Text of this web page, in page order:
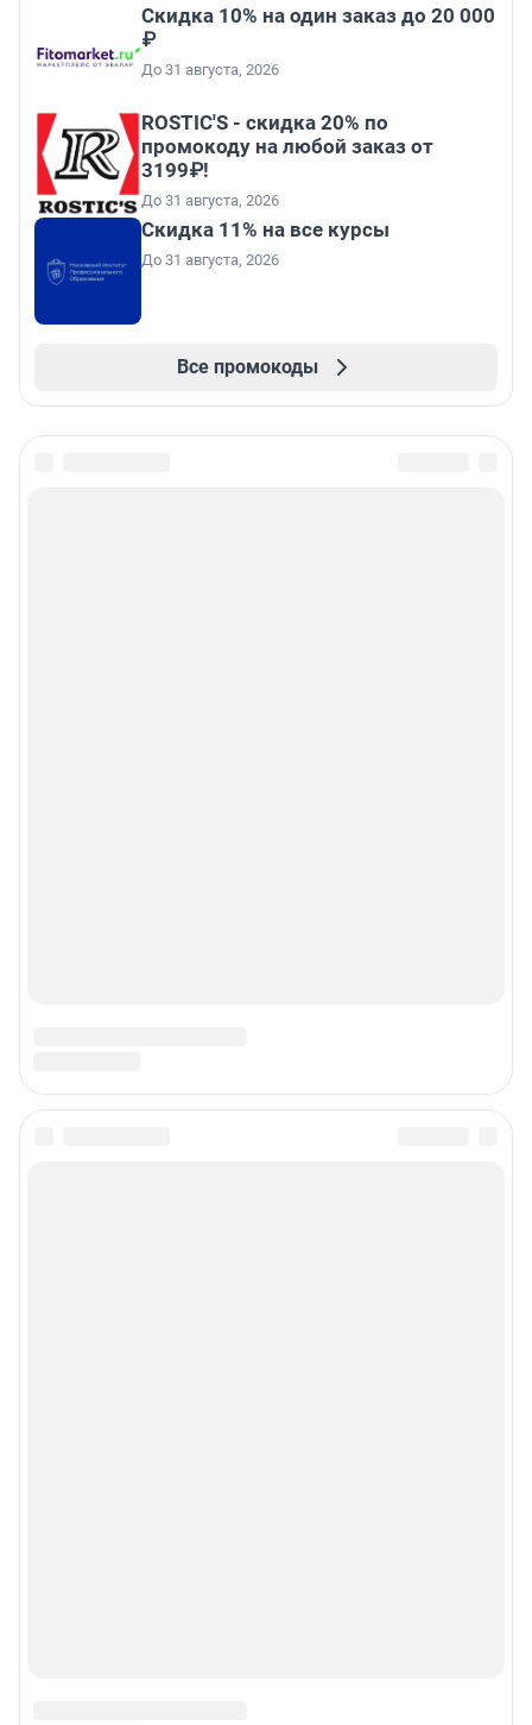
Скидка 10% на один заказ до 20 000
₽
До 31 августа, 2026
ROSTIC'S - скидка 20% по
промокоду на любой заказ от
3199₽!
До 31 августа, 2026
Скидка 11% на все курсы
До 31 августа, 2026
Все промокоды